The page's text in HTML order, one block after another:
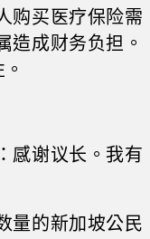
购买医疗保险需
造成财务负担。
感谢议长。我有
量的新加坡公民